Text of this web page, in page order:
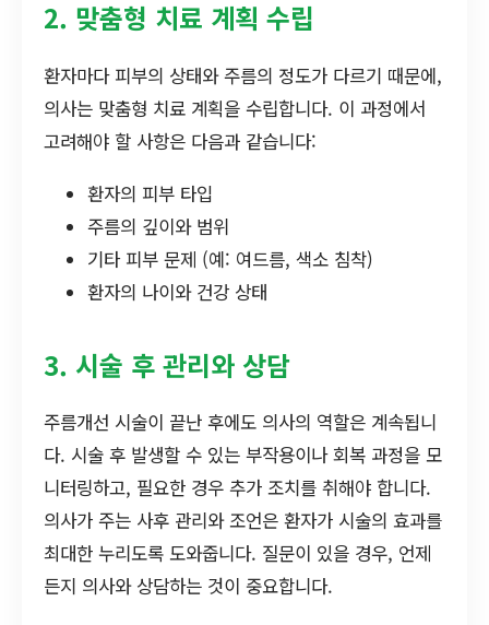
2. 맞춤형 치료 계획 수립
환자마다 피부의 상태와 주름의 정도가 다르기 때문에,
의사는 맞춤형 치료 계획을 수립합니다. 이 과정에서
고려해야 할 사항은 다음과 같습니다:
환자의 피부 타입
주름의 깊이와 범위
기타 피부 문제 (예: 여드름, 색소 침착)
환자의 나이와 건강 상태
3. 시술 후 관리와 상담
주름개선 시술이 끝난 후에도 의사의 역할은 계속됩니
다. 시술 후 발생할 수 있는 부작용이나 회복 과정을 모
니터링하고, 필요한 경우 추가 조치를 취해야 합니다.
의사가 주는 사후 관리와 조언은 환자가 시술의 효과를
최대한 누리도록 도와줍니다. 질문이 있을 경우, 언제
든지 의사와 상담하는 것이 중요합니다.